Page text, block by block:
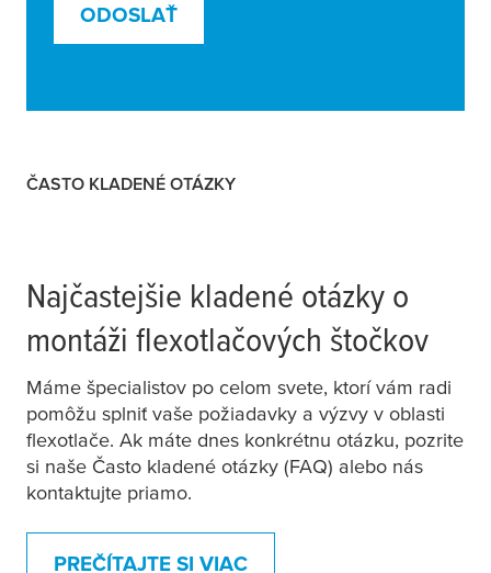
ODOSLAŤ
ČASTO KLADENÉ OTÁZKY
Najčastejšie kladené otázky o
montáži flexotlačových štočkov
Máme špecialistov po celom svete, ktorí vám radi
pomôžu splniť vaše požiadavky a výzvy v oblasti
flexotlače. Ak máte dnes konkrétnu otázku, pozrite
si naše Často kladené otázky (FAQ) alebo nás
kontaktujte priamo.
PREČÍTAJTE SI VIAC